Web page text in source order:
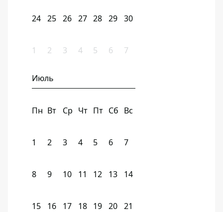
24 25 26 27 28 29 30
1 2 3 4 5 6 7
Июль
Пн Вт Ср Чт Пт Сб Вс
1 2 3 4 5 6 7
8 9 10 11 12 13 14
15 16 17 18 19 20 21